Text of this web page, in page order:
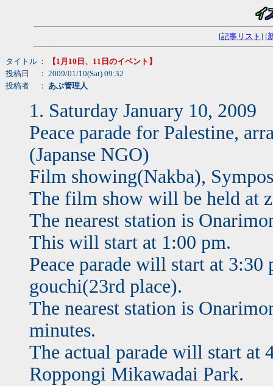
[記事リスト ] [
タイトル ：
【1月10日、11日のイベント】
投稿日
： 2009/01/10(Sat) 09:32
投稿者
： あぶ管理人
1. Saturday January 10, 2009
Peace parade for Palestine,
(Japanse NGO)
Film showing(Nakba),
The film show will be held at
The nearest station is
This will start at 1:00 pm.
Peace parade will start at
gouchi(23rd place).
The nearest station is
minutes.
The actual parade will start
Roppongi Mikawadai Park.